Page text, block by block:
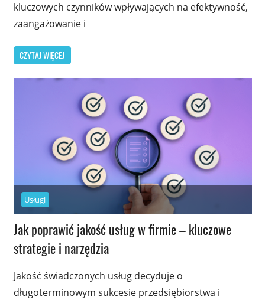
kluczowych czynników wpływających na efektywność,
zaangażowanie i
CZYTAJ WIĘCEJ
Usługi
Jak poprawić jakość usług w firmie – kluczowe
strategie i narzędzia
Jakość świadczonych usług decyduje o
długoterminowym sukcesie przedsiębiorstwa i